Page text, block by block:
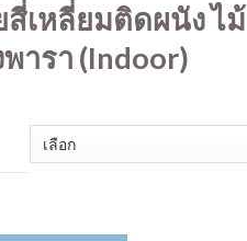
สี่เหลี่ยมติดผนัง ไม้
พารา (Indoor)